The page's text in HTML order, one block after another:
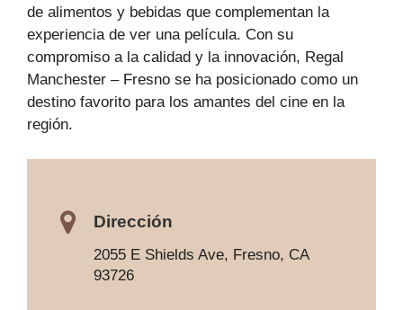
de alimentos y bebidas que complementan la
experiencia de ver una película. Con su
compromiso a la calidad y la innovación, Regal
Manchester – Fresno se ha posicionado como un
destino favorito para los amantes del cine en la
región.
Dirección
2055 E Shields Ave, Fresno, CA
93726